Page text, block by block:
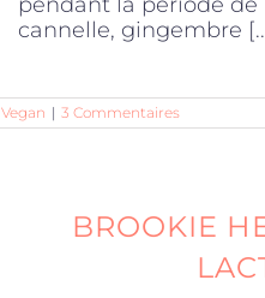
cannelle, gingembre
Vegan | 3 Commentaires
BROOKIE